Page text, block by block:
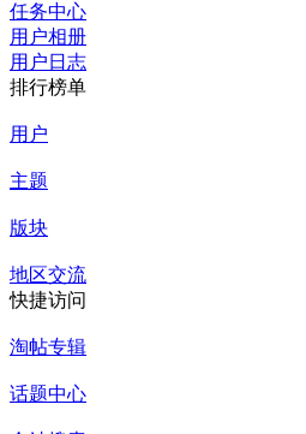
任务中心
用户相册
用户日志
排行榜单
用户
主题
版块
地区交流
快捷访问
淘帖专辑
话题中心